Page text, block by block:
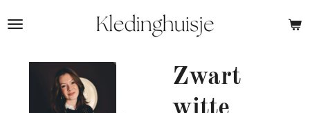
direct
hoofdinhoud
Zwart